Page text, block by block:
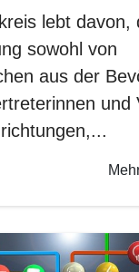
lebt davon,
sowohl von
aus der
und